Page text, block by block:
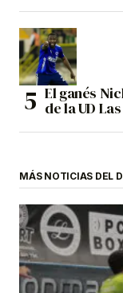
El ganés
de la UD
MÁS NOTICIAS DEL